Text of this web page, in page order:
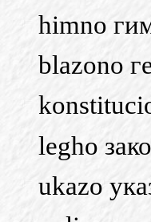
himno
blazono
legho
ukazo